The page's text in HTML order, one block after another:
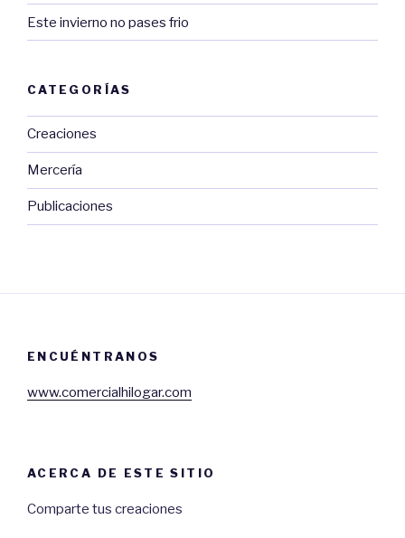
Este invierno no pases frio
CATEGORÍAS
Creaciones
Mercería
Publicaciones
ENCUÉNTRANOS
www.comercialhilogar.com
ACERCA DE ESTE SITIO
Comparte tus creaciones